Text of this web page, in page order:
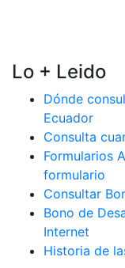
Lo + Leido
Dónde
Ecuador
Consulta
Formularios
formulario
Consultar
Bono de
Internet
Historia de